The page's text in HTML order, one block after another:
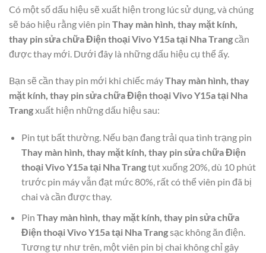
Có một số dấu hiệu sẽ xuất hiện trong lúc sử dụng, và chúng
sẽ báo hiệu rằng viên pin Thay màn hình, thay mặt kính,
thay pin sửa chữa Điện thoại Vivo Y15a tại Nha Trangcần
được thay mới. Dưới đây là những dấu hiệu cụ thể ấy.
Bạn sẽ cần thay pin mới khi chiếc máyThay màn hình, thay
mặt kính, thay pin sửa chữa Điện thoại Vivo Y15a tại Nha
Trangxuất hiện những dấu hiệu sau:
Pin tụt bất thường. Nếu bạn đang trải qua tình trạng pin
Thay màn hình, thay mặt kính, thay pin sửa chữa Điện
thoại Vivo Y15a tại Nha Trangtụt xuống 20%, dù 10 phút
trước pin máy vẫn đạt mức 80%, rất có thể viên pin đã bị
chai và cần được thay.
Pin Thay màn hình, thay mặt kính, thay pin sửa chữa
Điện thoại Vivo Y15a tại Nha Trangsạc không ăn điện.
Tương tự như trên, một viên pin bị chai không chỉ gây